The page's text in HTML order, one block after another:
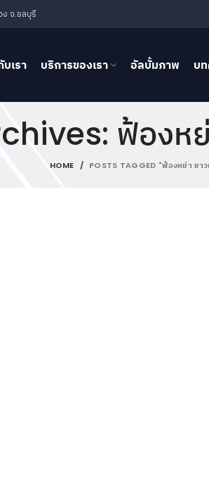
จ.ชลบุรี
บเรา บริการของเรา อัลบั้มภาพ บ
ฟ้องห
HOME POSTS TAGGED "ฟ้องหย่า ชา